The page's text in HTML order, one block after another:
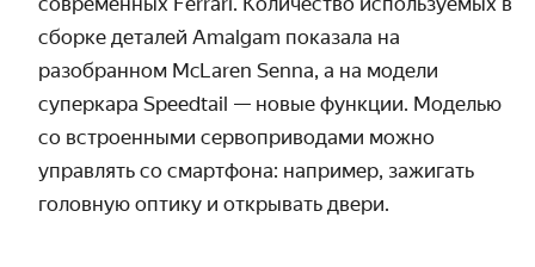
сборке деталей Amalgam показала на
разобранном McLaren Senna, а на модели
суперкара Speedtail — новые функции. Моделью
со встроенными сервоприводами можно
управлять со смартфона: например, зажигать
головную оптику и открывать двери.